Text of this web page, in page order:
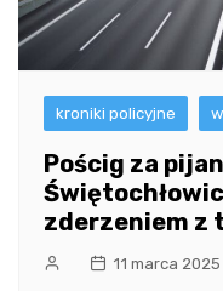
kroniki policyjne
Pościg za
zderzeniem z
11 marca 2025